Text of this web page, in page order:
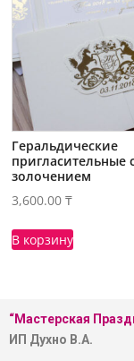
Геральдические
пригласительные
золочением
3,600.00₸
В корзину
“Мастерская
ИП Духно В.А.